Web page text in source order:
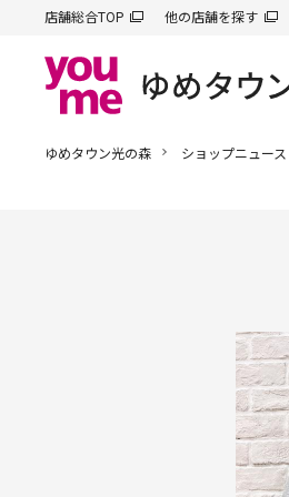
店舗総合TOP 他の店舗を探す
ゆめタウン光の森 ショップニュース